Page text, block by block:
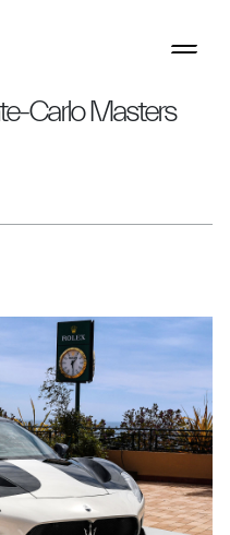
Carlo Masters